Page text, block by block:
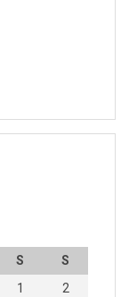
S
S
1
2